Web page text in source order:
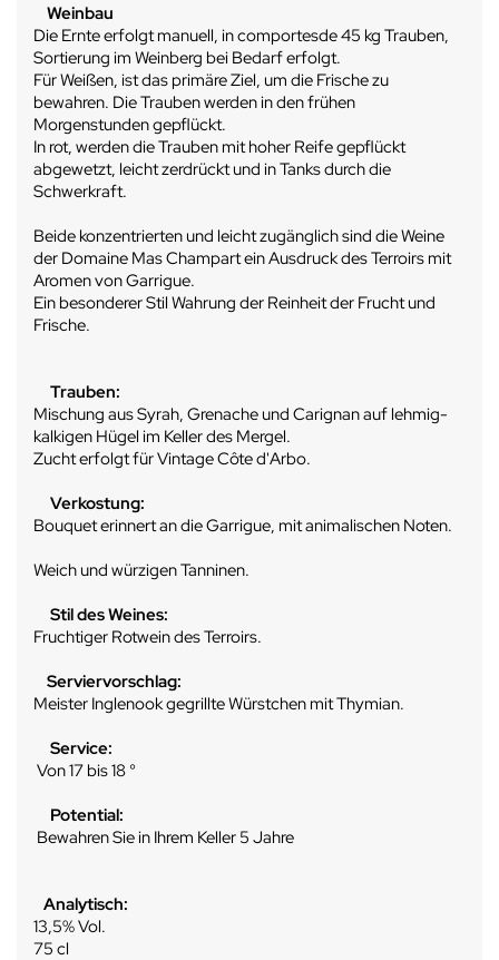
Weinbau
Die Ernte erfolgt manuell, in comportesde 45 kg Trauben,
Sortierung im Weinberg bei Bedarf erfolgt.
Für Weißen, ist das primäre Ziel, um die Frische zu
bewahren. Die Trauben werden in den frühen
Morgenstunden gepflückt.
In rot, werden die Trauben mit hoher Reife gepflückt
abgewetzt, leicht zerdrückt und in Tanks durch die
Schwerkraft.
Beide konzentrierten und leicht zugänglich sind die Weine
der Domaine Mas Champart ein Ausdruck des Terroirs mit
Aromen von Garrigue.
Ein besonderer Stil Wahrung der Reinheit der Frucht und
Frische.
Trauben:
Mischung aus Syrah, Grenache und Carignan auf lehmig-
kalkigen Hügel im Keller des Mergel.
Zucht erfolgt für Vintage Côte d'Arbo.
Verkostung:
Bouquet erinnert an die Garrigue, mit animalischen Noten.
Weich und würzigen Tanninen.
Stil des Weines:
Fruchtiger Rotwein des Terroirs.
Serviervorschlag:
Meister Inglenook gegrillte Würstchen mit Thymian.
Service:
Von 17 bis 18 °
Potential:
Bewahren Sie in Ihrem Keller 5 Jahre
Analytisch:
13,5% Vol.
75 cl